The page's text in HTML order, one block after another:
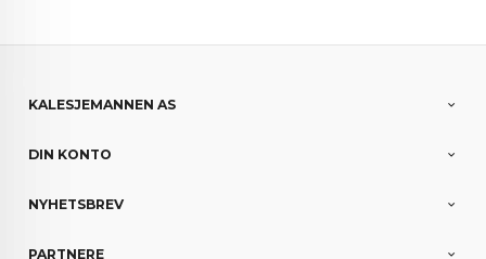
KALESJEMANNEN AS
DIN KONTO
NYHETSBREV
PARTNERE